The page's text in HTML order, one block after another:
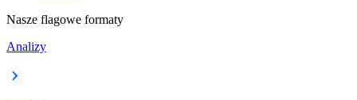
Nasze flagowe formaty
Analizy